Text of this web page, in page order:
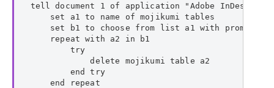
tell document 1 of application "Adobe InDesign
    set a1 to name of mojikumi tables
set b1 to choose from list a1 with prompt "削
    repeat with a2 in b1
        try
            delete mojikumi table a2
        end try
    end repeat